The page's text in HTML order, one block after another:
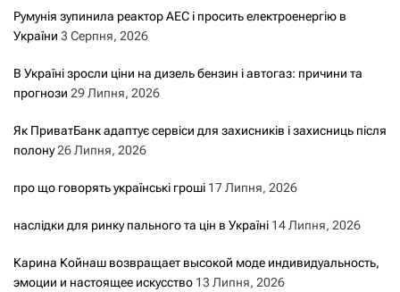
Румунія зупинила реактор АЕС і просить електроенергію в
України 3 Серпня, 2026
В Україні зросли ціни на дизель бензин і автогаз: причини та
прогнози 29 Липня, 2026
Як ПриватБанк адаптує сервіси для захисників і захисниць після
полону26 Липня, 2026
про що говорять українські гроші 17 Липня, 2026
наслідки для ринку пального та цін в Україні 14 Липня, 2026
Карина Койнаш возвращает высокой моде индивидуальность,
эмоции и настоящее искусство 13 Липня, 2026